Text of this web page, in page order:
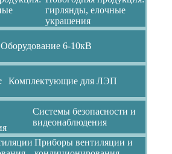
гирлянды, елочные
украшения
Оборудование 6-10кВ
Комплектующие для ЛЭП
Системы безопасности и
видеонаблюдения
Приборы вентиляции и